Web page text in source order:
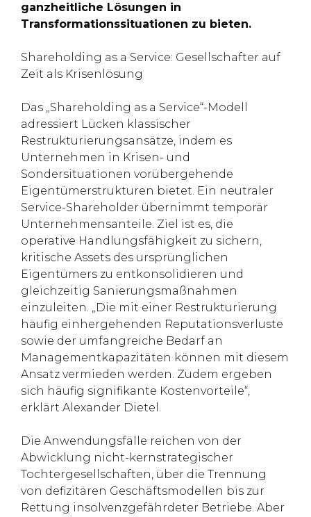
ganzheitliche Lösungen in
Transformationssituationen zu bieten.
Shareholding as a Service: Gesellschafter auf
Zeit als Krisenlösung
Das „Shareholding as a Service“-Modell
adressiert Lücken klassischer
Restrukturierungsansätze, indem es
Unternehmen in Krisen- und
Sondersituationen vorübergehende
Eigentümerstrukturen bietet. Ein neutraler
Service-Shareholder übernimmt temporär
Unternehmensanteile. Ziel ist es, die
operative Handlungsfähigkeit zu sichern,
kritische Assets des ursprünglichen
Eigentümers zu entkonsolidieren und
gleichzeitig Sanierungsmaßnahmen
einzuleiten. „Die mit einer Restrukturierung
häufig einhergehenden Reputationsverluste
sowie der umfangreiche Bedarf an
Managementkapazitäten können mit diesem
Ansatz vermieden werden. Zudem ergeben
sich häufig signifikante Kostenvorteile“,
erklärt Alexander Dietel.
Die Anwendungsfälle reichen von der
Abwicklung nicht-kernstrategischer
Tochtergesellschaften, über die Trennung
von defizitären Geschäftsmodellen bis zur
Rettung insolvenzgefährdeter Betriebe. Aber